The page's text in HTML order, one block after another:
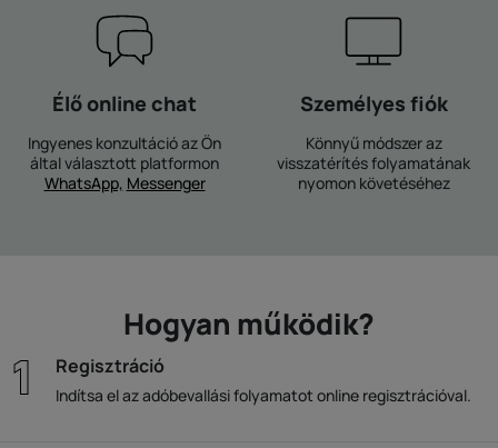
Élő online chat
Ingyenes konzultáció az Ön
által választott platformon
WhatsApp, Messenger
Személyes fiók
Könnyű módszer az
visszatérítés folyamatának
nyomon követéséhez
Hogyan működik?
Regisztráció
Indítsa el az adóbevallási folyamatot online regisztrációval.